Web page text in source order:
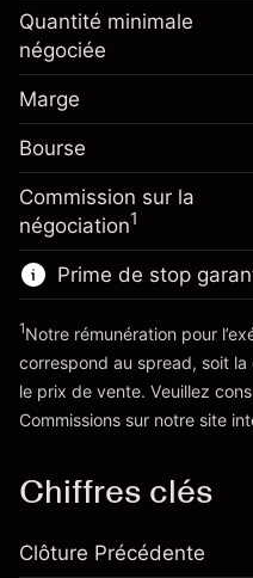
Ajustement des
de overnight
Taille de la position
~ HK$5,000.00
Valeur nominale
HK$4,000.00
Vers la
Marge. Votre
investissement
Ajustement des
de overnight
Frais sur la valeur
la position
Taille de la position
~HK$5,000.00
Valeur nominale
Vers la
Quantité minimale
négociée
Marge
Bourse
Commission sur la
négociation1
Prime de stop
1Notre rémunération pour
correspond au spread, soit
le prix de vente. Veuillez
Commissions sur notre site
Chiffres clés
Clôture Précédente